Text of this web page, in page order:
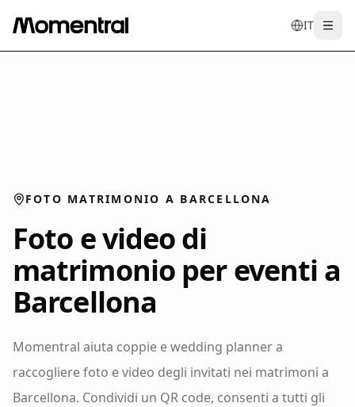
IT
entr dees
FOTO MATRIMONIO A BARCELLONA
Foto e video di
matrimonio per eventi a
Barcellona
Momentral aiuta coppie e wedding planner a
raccogliere foto e video degli invitati nei matrimoni a
Barcellona. Condividi un QR code, consenti a tutti gli